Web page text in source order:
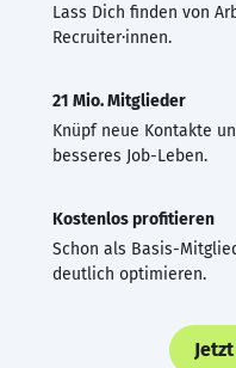
Lass Dich finden von
Recruiter·innen.
21 Mio. Mitglieder
Knüpf neue Kontakte
besseres Job-Leben.
Kostenlos profitieren
Schon als Basis-
deutlich optimieren.